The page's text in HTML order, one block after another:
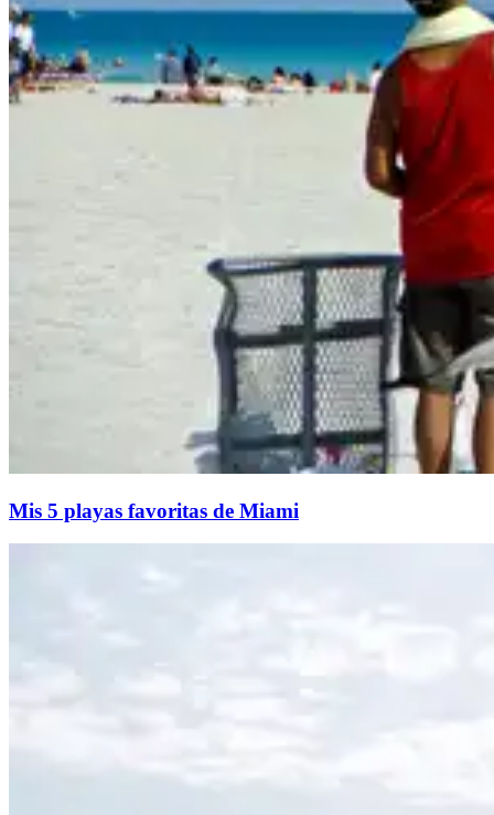
Mis 5 playas favoritas de Miami